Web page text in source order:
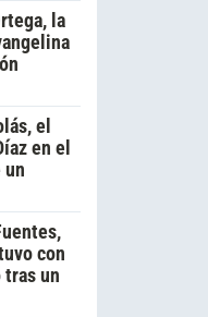
la
el
en el
un
con
tras un